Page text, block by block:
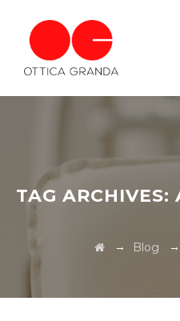
TAG ARCHIVES:
→ Blog →